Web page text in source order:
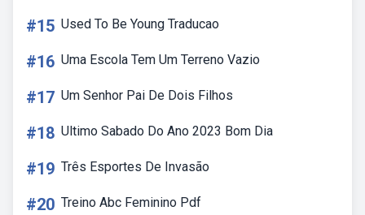
#15 Used To Be Young Traducao
#16 Uma Escola Tem Um Terreno Vazio
#17 Um Senhor Pai De Dois Filhos
#18 Ultimo Sabado Do Ano 2023 Bom Dia
#19 Três Esportes De Invasão
#20 Treino Abc Feminino Pdf